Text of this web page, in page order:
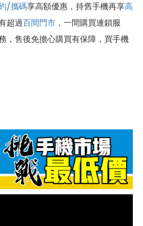
/攜碼享高額優惠，持舊手機再享高
超過百間門市 ，一間購買連鎖服
，售後免擔心購買有保障，買手機